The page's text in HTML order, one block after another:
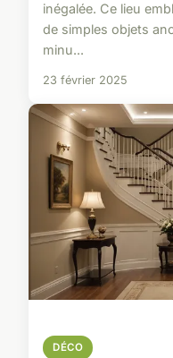
inégalée. Ce lieu
de simples objets
minu...
23 février 2025
DÉCO